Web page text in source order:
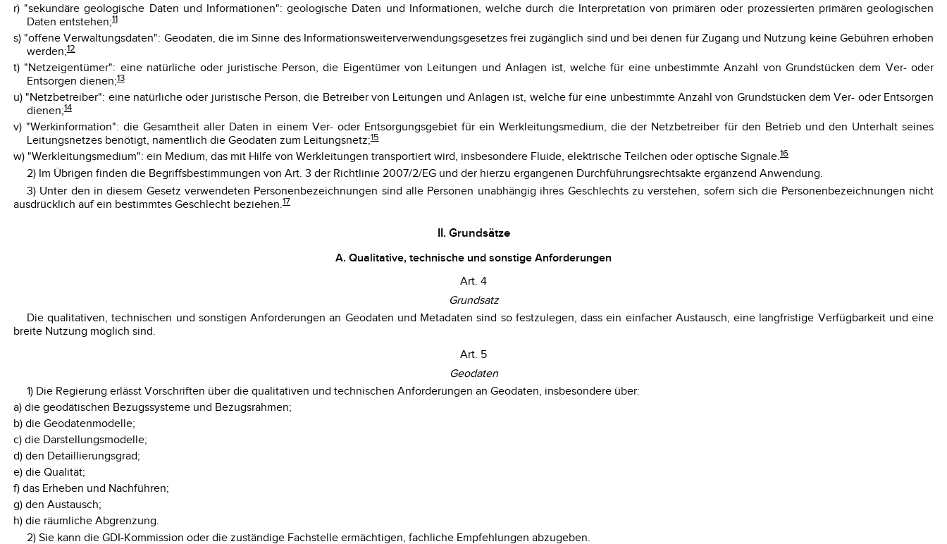
r) "sekundäre geologische Daten und Informationen": geologische Daten und Informationen, welche durch die Interpretation von primären oder prozessierten primären geologischen
Daten entstehen;11
s) "offene Verwaltungsdaten": Geodaten, die im Sinne des Informationsweiterverwendungsgesetzes frei zugänglich sind und bei denen für Zugang und Nutzung keine Gebühren erhoben
werden;12
t) "Netzeigentümer": eine natürliche oder juristische Person, die Eigentümer von Leitungen und Anlagen ist, welche für eine unbestimmte Anzahl von Grundstücken dem Ver- oder
Entsorgen dienen;13
u) "Netzbetreiber": eine natürliche oder juristische Person, die Betreiber von Leitungen und Anlagen ist, welche für eine unbestimmte Anzahl von Grundstücken dem Ver- oder Entsorgen
dienen;14
v) "Werkinformation": die Gesamtheit aller Daten in einem Ver- oder Entsorgungsgebiet für ein Werkleitungsmedium, die der Netzbetreiber für den Betrieb und den Unterhalt seines
Leitungsnetzes benötigt, namentlich die Geodaten zum Leitungsnetz;15
w) "Werkleitungsmedium": ein Medium, das mit Hilfe von Werkleitungen transportiert wird, insbesondere Fluide, elektrische Teilchen oder optische Signale.16
2) Im Übrigen finden die Begriffsbestimmungen von Art. 3 der Richtlinie 2007/2/EG und der hierzu ergangenen Durchführungsrechtsakte ergänzend Anwendung.
3) Unter den in diesem Gesetz verwendeten Personenbezeichnungen sind alle Personen unabhängig ihres Geschlechts zu verstehen, sofern sich die Personenbezeichnungen nicht
ausdrücklich auf ein bestimmtes Geschlecht beziehen.17
II. Grundsätze
A. Qualitative, technische und sonstige Anforderungen
Art. 4
Grundsatz
Die qualitativen, technischen und sonstigen Anforderungen an Geodaten und Metadaten sind so festzulegen, dass ein einfacher Austausch, eine langfristige Verfügbarkeit und eine
breite Nutzung möglich sind.
Art. 5
Geodaten
1) Die Regierung erlässt Vorschriften über die qualitativen und technischen Anforderungen an Geodaten, insbesondere über:
a) die geodätischen Bezugssysteme und Bezugsrahmen;
b) die Geodatenmodelle;
c) die Darstellungsmodelle;
d) den Detaillierungsgrad;
e) die Qualität;
f) das Erheben und Nachführen;
g) den Austausch;
h) die räumliche Abgrenzung.
2) Sie kann die GDI-Kommission oder die zuständige Fachstelle ermächtigen, fachliche Empfehlungen abzugeben.